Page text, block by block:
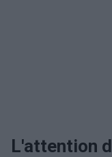
L'attention